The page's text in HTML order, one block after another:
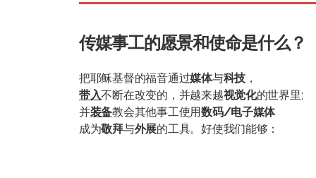
传媒事工的愿景和使命是什么？
把耶稣基督的福音通过媒体与科技，
带入不断在改变的，并越来越视觉化的世界里;
并装备教会其他事工使用数码/电子媒体
成为敬拜与外展的工具。好使我们能够：